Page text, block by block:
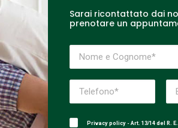
Sarai ricontattato dai
prenotare un
Privacy policy - Art. 13/14 del R. E.